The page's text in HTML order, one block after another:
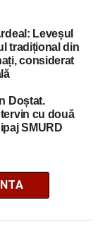
Leveșul
tradițional din
considerat
Doștat.
cu două
SMURD